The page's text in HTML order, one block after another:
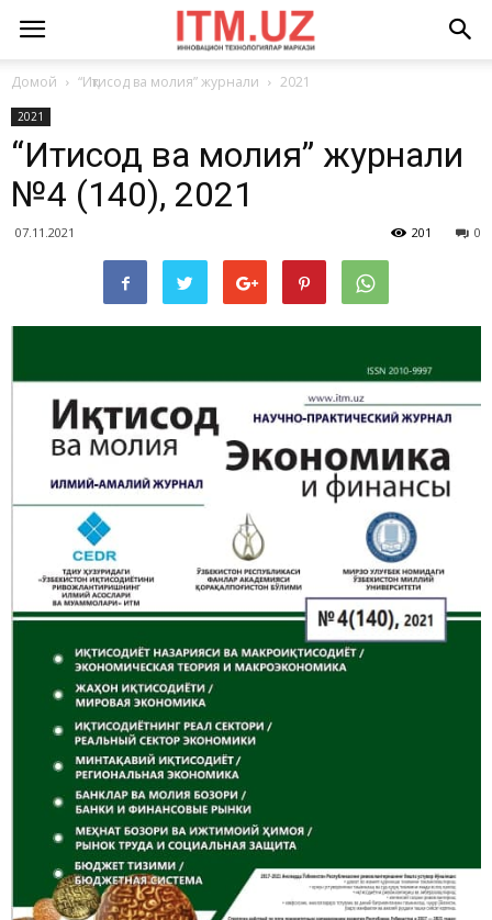
Домой “Иқтисод ва молия” журнали 2021
2021
“Иқтисод ва молия” журнали
№4 (140), 2021
07.11.2021 0
201